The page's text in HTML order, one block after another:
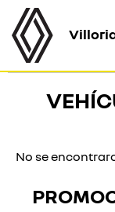
No se